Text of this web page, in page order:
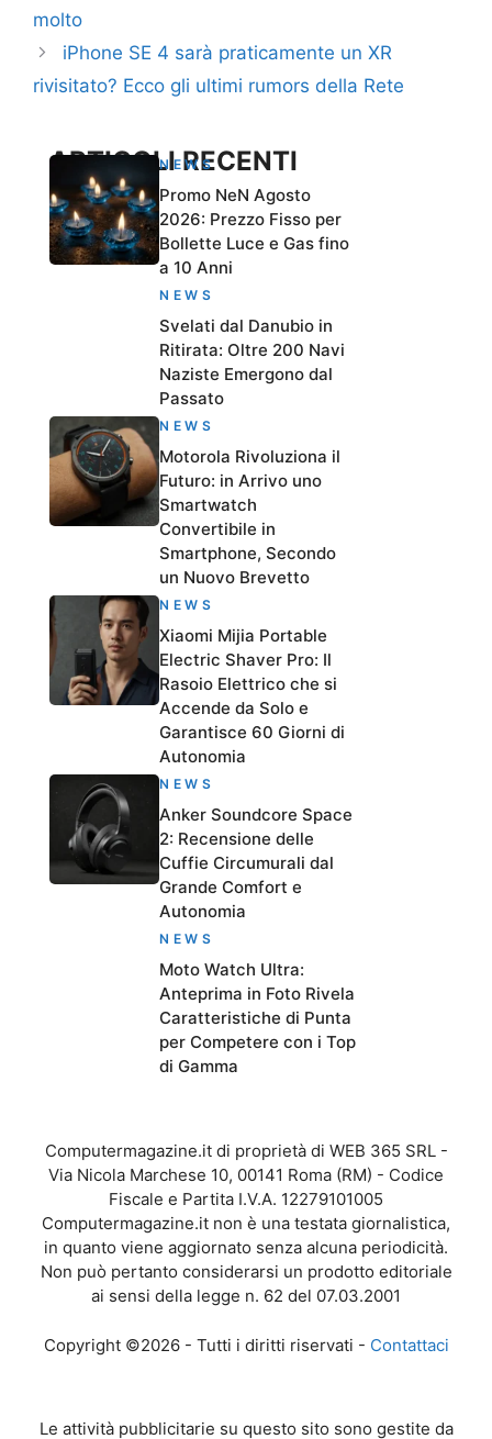
molto
iPhone SE 4 sarà praticamente un XR
rivisitato? Ecco gli ultimi rumors della Rete
ARTICOLI RECENTI
NEWS
Promo NeN Agosto
2026: Prezzo Fisso per
Bollette Luce e Gas fino
a 10 Anni
NEWS
Svelati dal Danubio in
Ritirata: Oltre 200 Navi
Naziste Emergono dal
Passato
NEWS
Motorola Rivoluziona il
Futuro: in Arrivo uno
Smartwatch
Convertibile in
Smartphone, Secondo
un Nuovo Brevetto
NEWS
Xiaomi Mijia Portable
Electric Shaver Pro: Il
Rasoio Elettrico che si
Accende da Solo e
Garantisce 60 Giorni di
Autonomia
NEWS
Anker Soundcore Space
2: Recensione delle
Cuffie Circumurali dal
Grande Comfort e
Autonomia
NEWS
Moto Watch Ultra:
Anteprima in Foto Rivela
Caratteristiche di Punta
per Competere con i Top
di Gamma
Computermagazine.it di proprietà di WEB 365 SRL -
Via Nicola Marchese 10, 00141 Roma (RM) - Codice
Fiscale e Partita I.V.A. 12279101005
Computermagazine.it non è una testata giornalistica,
in quanto viene aggiornato senza alcuna periodicità.
Non può pertanto considerarsi un prodotto editoriale
ai sensi della legge n. 62 del 07.03.2001
Copyright ©2026 - Tutti i diritti riservati - Contattaci
Le attività pubblicitarie su questo sito sono gestite da